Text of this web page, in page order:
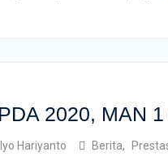
2020, MAN
Hariyanto Berita,